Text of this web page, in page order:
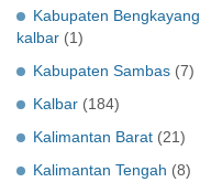
Kabupaten Bengkayang
kalbar (1)
Kabupaten Sambas (7)
Kalbar (184)
Kalimantan Barat (21)
Kalimantan Tengah (8)